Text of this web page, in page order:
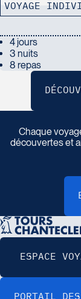
VOYAGE
4 jours
3 nuits
8 repas
P
Chaque
découvertes et